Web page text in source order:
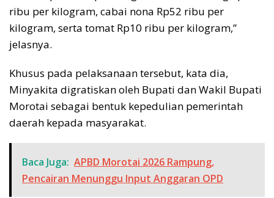
ribu per kilogram, cabai nona Rp52 ribu per
kilogram, serta tomat Rp10 ribu per kilogram,”
jelasnya.
Khusus pada pelaksanaan tersebut, kata dia,
Minyakita digratiskan oleh Bupati dan Wakil Bupati
Morotai sebagai bentuk kepedulian pemerintah
daerah kepada masyarakat.
Baca Juga: APBD Morotai 2026 Rampung,
Pencairan Menunggu Input Anggaran OPD